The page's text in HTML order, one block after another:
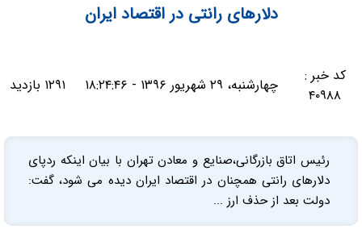
دلارهای رانتی در اقتصاد ایران
کد خبر :
۴۰۹۸۸
چهارشنبه، ۲۹ شهریور ۱۳۹۶ - ۱۸:۲۴:۴۶ ۱۲۹۱ بازدید
رئیس اتاق بازرگانی،صنایع و معادن تهران با بیان اینکه ردپای
دلارهای رانتی همچنان در اقتصاد ایران دیده می شود، گفت:
دولت بعد از حذف ارز ...